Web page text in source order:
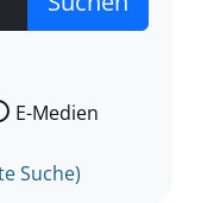
Sie suchen wollen.
E-Medien
Suche)